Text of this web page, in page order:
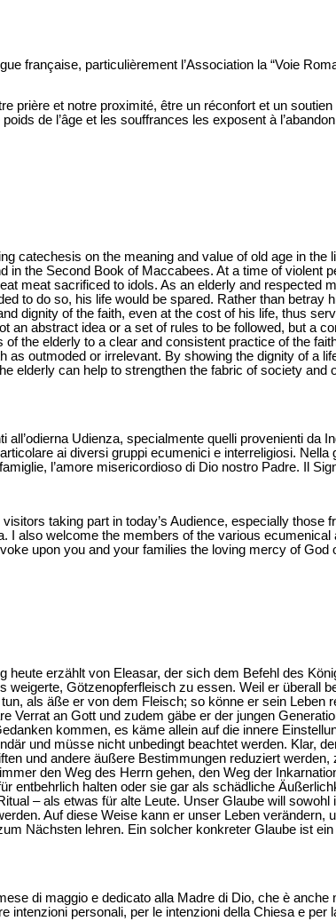
française, particulièrement l’Association la “Voie
prière et notre proximité, être un réconfort et un
de l’âge et les souffrances les exposent à
catechesis on the meaning and value of old age in the
in the Second Book of Maccabees. At a time of violent
meat sacrificed to idols. As an elderly and respected
to do so, his life would be spared. Rather than betray
dignity of the faith, even at the cost of his life, thus
an abstract idea or a set of rules to be followed, but a
the elderly to a clear and consistent practice of the
as outmoded or irrelevant. By showing the dignity of a
elderly can help to strengthen the fabric of society and
all’odierna Udienza, specialmente quelli provenienti da
ai diversi gruppi ecumenici e interreligiosi. Nella
l’amore misericordioso di Dio nostro Padre. Il
taking part in today’s Audience, especially those
I also welcome the members of the various ecumenical
upon you and your families the loving mercy of God
heute erzählt von Eleasar, der sich dem Befehl des
weigerte, Götzenopferfleisch zu essen. Weil er überall
als äße er von dem Fleisch; so könne er sein Leben
Verrat an Gott und zudem gäbe er der jungen
kommen, es käme allein auf die innere
und müsse nicht unbedingt beachtet werden. Klar,
und andere äußere Bestimmungen reduziert
den Weg des Herrn gehen, den Weg der
entbehrlich halten oder sie gar als schädliche
– als etwas für alte Leute. Unser Glaube will sowohl
Auf diese Weise kann er unser Leben verändern,
Nächsten lehren. Ein solcher konkreter Glaube ist
di maggio e dedicato alla Madre di Dio, che è anche
intenzioni personali, per le intenzioni della Chiesa e per